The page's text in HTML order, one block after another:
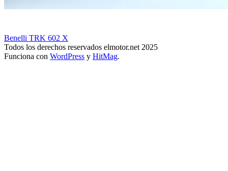
Benelli TRK 602 X
Todos los derechos reservados elmotor.net 2025
Funciona con WordPress y HitMag.